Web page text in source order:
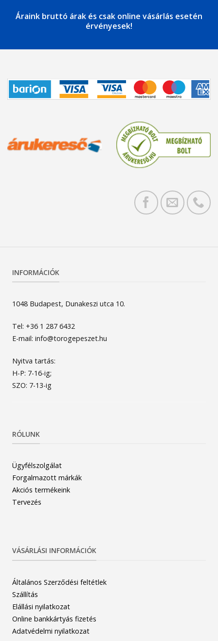
Áraink bruttó árak és csak online vásárlás esetén
érvényesek!
INFORMÁCIÓK
1048 Budapest, Dunakeszi utca 10.
Tel: +36 1 287 6432
E-mail: info@torogepeszet.hu
Nyitva tartás:
H-P: 7-16-ig;
SZO: 7-13-ig
RÓLUNK
Ügyfélszolgálat
Forgalmazott márkák
Akciós termékeink
Tervezés
VÁSÁRLÁSI INFORMÁCIÓK
Általános Szerződési feltétlek
Szállítás
Elállási nyilatkozat
Online bankkártyás fizetés
Adatvédelmi nyilatkozat